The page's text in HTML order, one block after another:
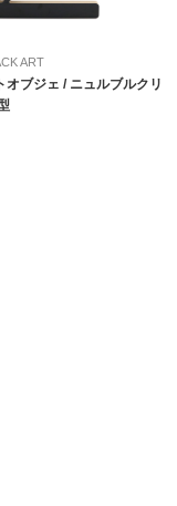
ART
オブジェ / ニュルブルクリ